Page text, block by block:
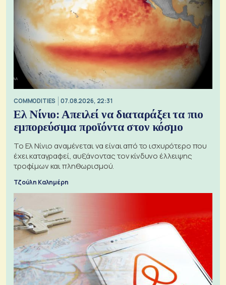
COMMODITIES 07.08.2026, 22:31
Ελ Νίνιο: Απειλεί να διαταράξει τα πιο
εμπορεύσιμα προϊόντα στον κόσμο
Το Ελ Νίνιο αναμένεται να είναι από το ισχυρότερο που
έχει καταγραφεί, αυξάνοντας τον κίνδυνο έλλειψης
τροφίμων και πληθωρισμού.
Τζούλη Καλημέρη